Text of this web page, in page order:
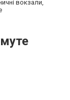
вокзали,